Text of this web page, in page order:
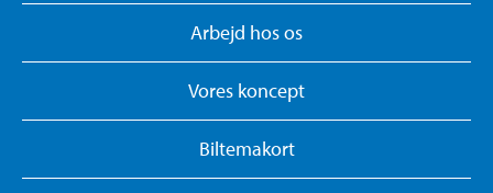
Arbejd hos os
Vores koncept
Biltemakort